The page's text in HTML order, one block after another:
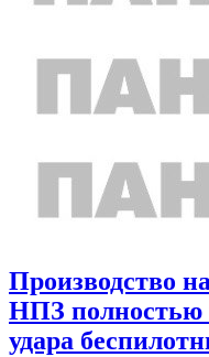
Производство
НПЗ полностью
удара